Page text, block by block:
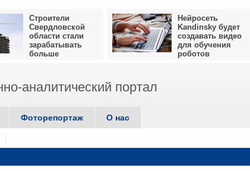
Строители
Свердловской
области стали
зарабатывать
больше
Нейросеть
Kandinsky будет
создавать видео
для обучения
роботов
аналитический портал
Фоторепортаж О нас